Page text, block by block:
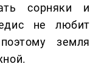
сорняки и
не любит
земля